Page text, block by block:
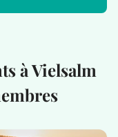
à Vielsalm